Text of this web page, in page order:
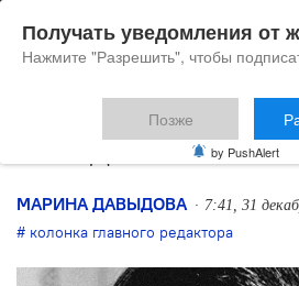
Майдан:
МАРИНА ДАВЫДОВА 7:41, 31
колонка главного редактора
Получать уведомления от
Нажмите "Разрешить", чтобы
Позже
by PushAlert